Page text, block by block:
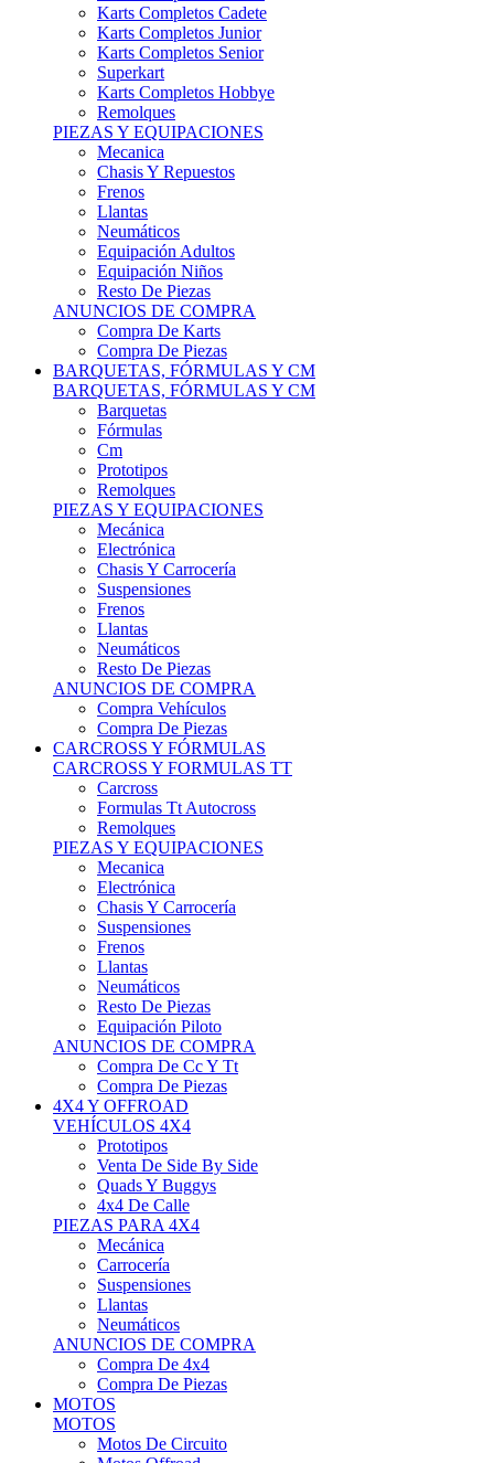
Karts Completos Cadete
Karts Completos Junior
Karts Completos Senior
Superkart
Karts Completos Hobbye
Remolques
PIEZAS Y EQUIPACIONES
Mecanica
Chasis Y Repuestos
Frenos
Llantas
Neumáticos
Equipación Adultos
Equipación Niños
Resto De Piezas
ANUNCIOS DE COMPRA
Compra De Karts
Compra De Piezas
BARQUETAS, FÓRMULAS Y CM
BARQUETAS, FÓRMULAS Y CM
Barquetas
Fórmulas
Cm
Prototipos
Remolques
PIEZAS Y EQUIPACIONES
Mecánica
Electrónica
Chasis Y Carrocería
Suspensiones
Frenos
Llantas
Neumáticos
Resto De Piezas
ANUNCIOS DE COMPRA
Compra Vehículos
Compra De Piezas
CARCROSS Y FÓRMULAS
CARCROSS Y FORMULAS TT
Carcross
Formulas Tt Autocross
Remolques
PIEZAS Y EQUIPACIONES
Mecanica
Electrónica
Chasis Y Carrocería
Suspensiones
Frenos
Llantas
Neumáticos
Resto De Piezas
Equipación Piloto
ANUNCIOS DE COMPRA
Compra De Cc Y Tt
Compra De Piezas
4X4 Y OFFROAD
VEHÍCULOS 4X4
Prototipos
Venta De Side By Side
Quads Y Buggys
4x4 De Calle
PIEZAS PARA 4X4
Mecánica
Carrocería
Suspensiones
Llantas
Neumáticos
ANUNCIOS DE COMPRA
Compra De 4x4
Compra De Piezas
MOTOS
MOTOS
Motos De Circuito